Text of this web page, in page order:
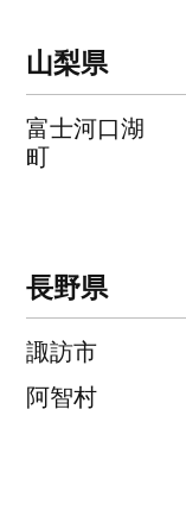
山梨県
富士河口湖
町
長野県
諏訪市
阿智村